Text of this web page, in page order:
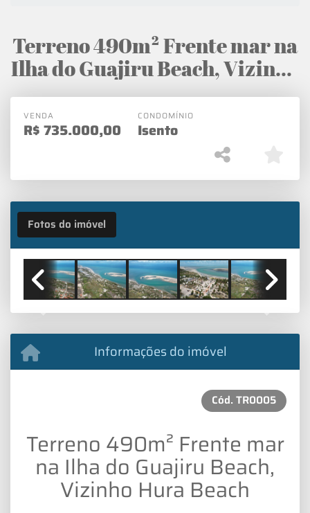
Terreno 490m² Frente mar na
Ilha do Guajiru Beach, Vizinho
Hura Beach
VENDA
R$735.000,00
CONDOMÍNIO
Isento
Fotos do imóvel
Previous Next
Informações do imóvel
Cód. TR0005
Terreno 490m² Frente mar
na Ilha do Guajiru Beach,
Vizinho Hura Beach